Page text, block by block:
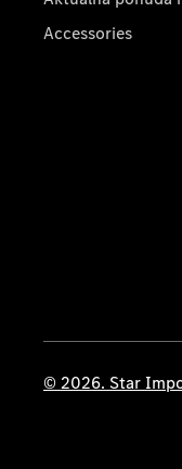
Accessories
© 2026. Star